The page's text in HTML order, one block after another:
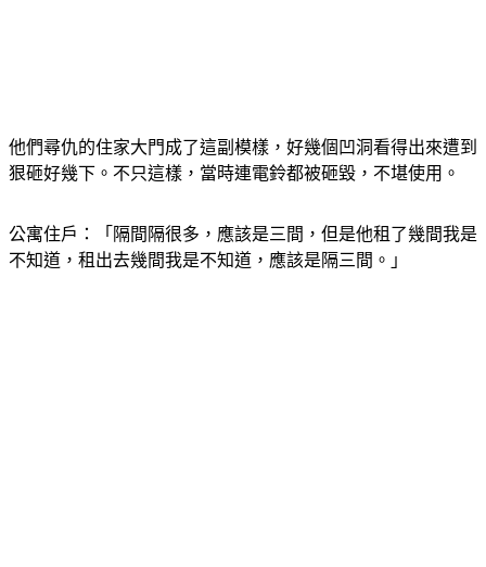
他們尋仇的住家大門成了這副模樣，好幾個凹洞看得出來遭到
狠砸好幾下。不只這樣，當時連電鈴都被砸毀，不堪使用。
公寓住戶：「隔間隔很多，應該是三間，但是他租了幾間我是
不知道，租出去幾間我是不知道，應該是隔三間。」